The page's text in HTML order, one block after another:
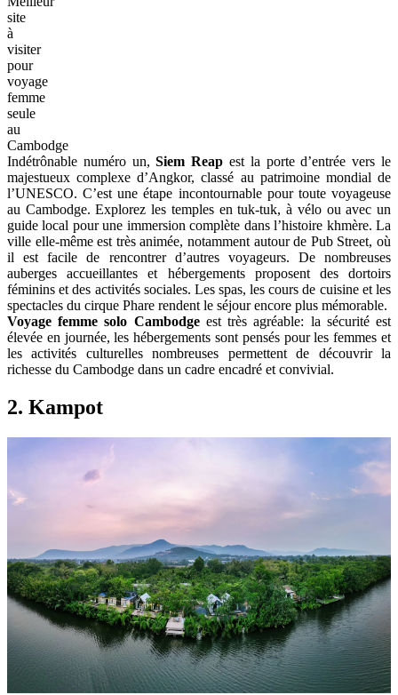
site
à
visiter
pour
voyage
femme
seule
au
Cambodge
Indétrônable numéro un,Siem Reap est la porte d’entrée vers le
majestueux complexe d’Angkor, classé au patrimoine mondial de
l’UNESCO. C’est une étape incontournable pour toute voyageuse
au Cambodge. Explorez les temples en tuk-tuk, à vélo ou avec un
guide local pour une immersion complète dans l’histoire khmère. La
ville elle-même est très animée, notamment autour de Pub Street, où
il est facile de rencontrer d’autres voyageurs. De nombreuses
auberges accueillantes et hébergements proposent des dortoirs
féminins et des activités sociales. Les spas, les cours de cuisine et les
spectacles du cirque Phare rendent le séjour encore plus mémorable.
Voyage femme solo Cambodgeest très agréable: la sécurité est
élevée en journée, les hébergements sont pensés pour les femmes et
les activités culturelles nombreuses permettent de découvrir la
richesse du Cambodge dans un cadre encadré et convivial.
2. Kampot